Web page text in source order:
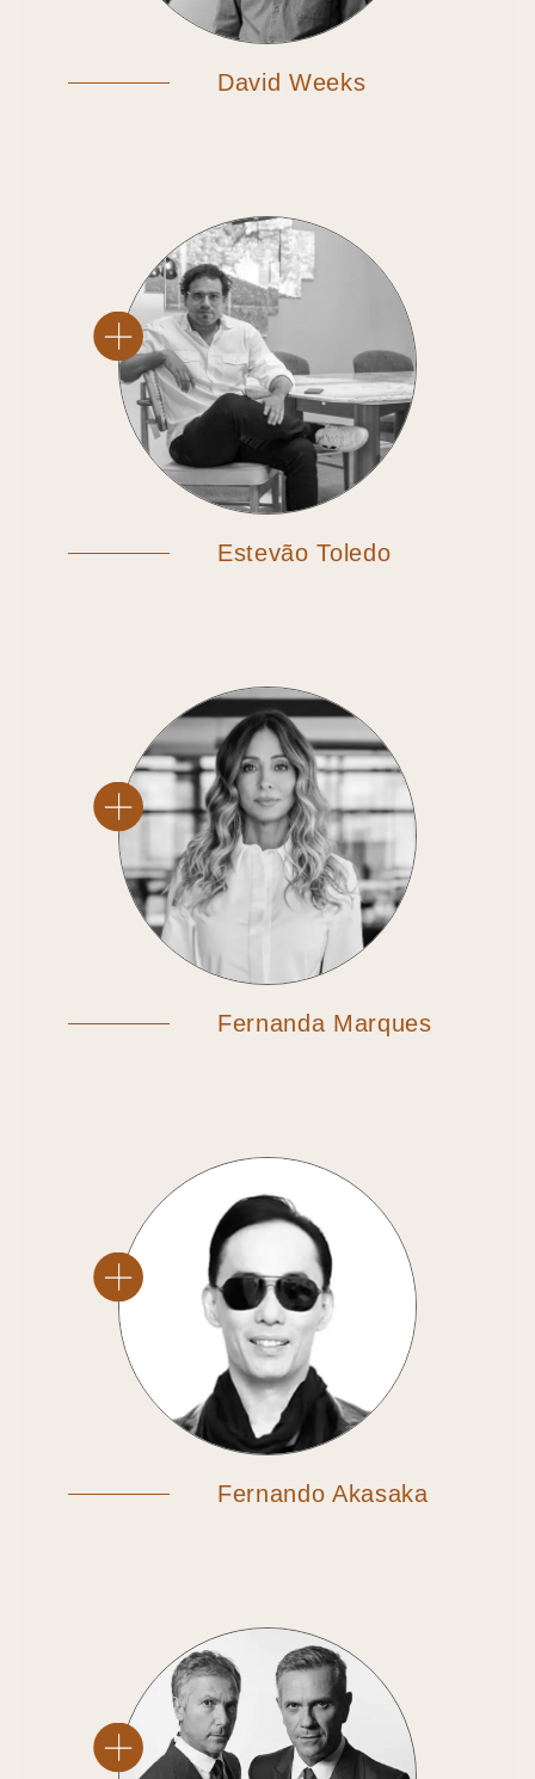
David Weeks
Estevão Toledo
Fernanda Marques
Fernando Akasaka